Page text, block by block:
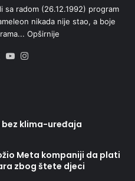
sa radom (26.12.1992) program
nikada nije stao, a boje
Opširnije
X YouTube
klima-uređaja
Meta kompaniji da plati
zbog štete djeci